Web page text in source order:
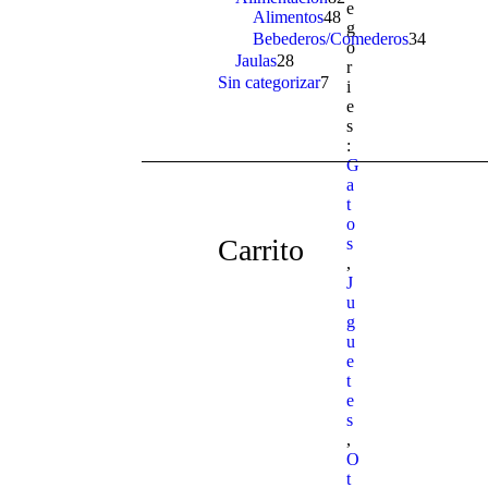
e
g
o
r
i
e
s
:
G
a
t
o
s
,
J
u
g
u
e
t
e
s
,
O
t
products
Alimentos48 48
products
Bebederos/Comederos34
Jaulas28
products
Sin categorizar7
products
Carrito